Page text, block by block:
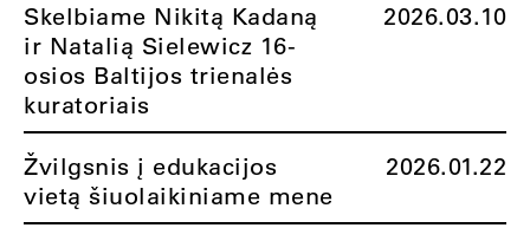
Skelbiame Nikitą Kadaną
ir Natalią Sielewicz 16-
osios Baltijos trienalės
kuratoriais
2026.03.10
Žvilgsnis į edukacijos
vietą šiuolaikiniame mene
2026.01.22